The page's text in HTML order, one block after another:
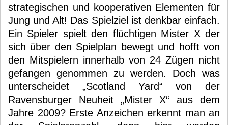
strategischen und kooperativen Elementen für
Jung und Alt! Das Spielziel ist denkbar einfach.
Ein Spieler spielt den flüchtigen Mister X der
sich über den Spielplan bewegt und hofft von
den Mitspielern innerhalb von 24 Zügen nicht
gefangen genommen zu werden. Doch was
unterscheidet „Scotland Yard“ von der
Ravensburger Neuheit „Mister X“ aus dem
Jahre 2009? Erste Anzeichen erkennt man an